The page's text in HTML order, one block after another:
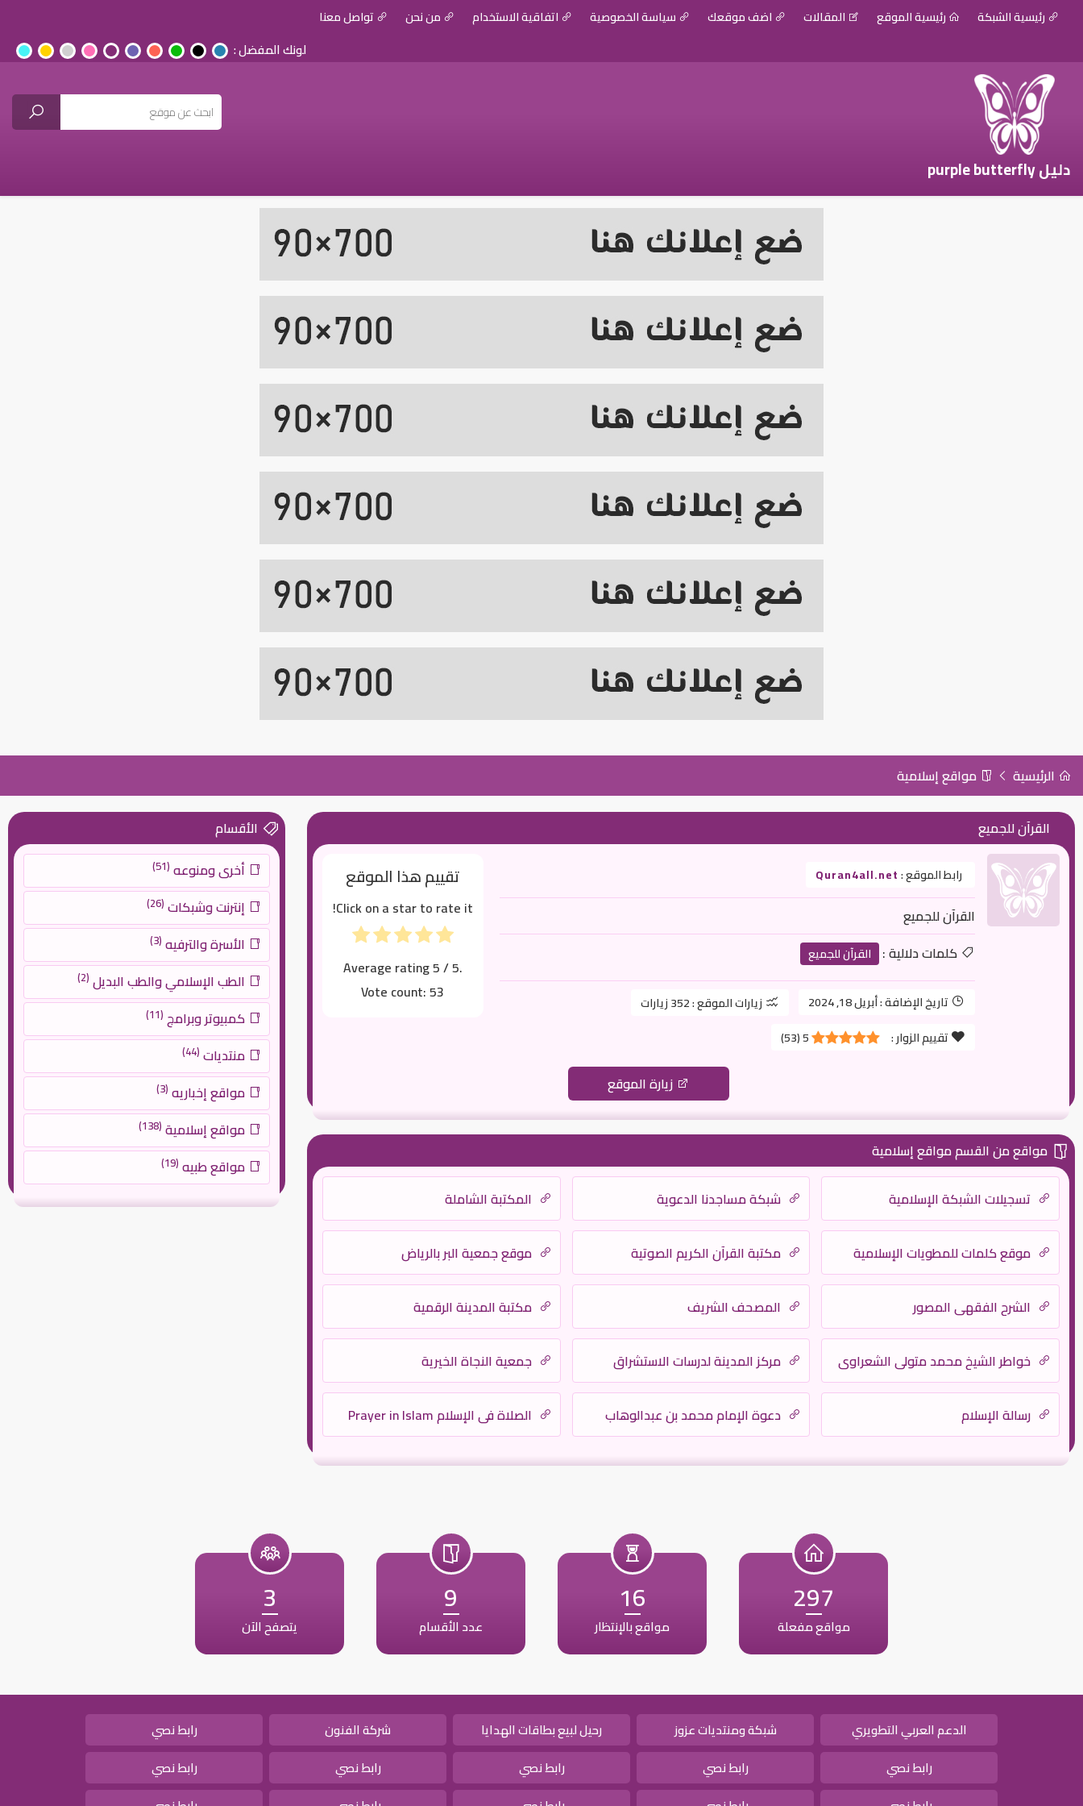
رئيسية الشبكة رئيسية الموقع المقالات اضف موقعك سياسة الخصوصية اتفاقية الاستخدام من نحن تواصل معنا
لونك المفضل :
دليل purple butterfly
الرئيسية مواقع إسلامية
القرآن للجميع
رابط الموقع :Quran4all.net
القرآن للجميع
كلمات دلالية :
القرآن للجميع
تاريخ الإضافة :أبريل 18, 2024 زيارات الموقع :352 زيارات
تقييم الزوار :
5
(
53
)
تقييم هذا الموقع
Click on a star to rate it!
Average rating5/ 5.
Vote count:53
زيارة الموقع
مواقع من القسم مواقع إسلامية
تسجيلات الشبكة الإسلامية
شبكة مساجدنا الدعوية المكتبة الشاملة
موقع كلمات للمطويات الإسلامية مكتبة القرآن الكريم الصوتية موقع جمعية البر بالرياض
الشرح الفقهي المصور المصحف الشريف مكتبة المدينة الرقمية
خواطر الشيخ محمد متولى الشعراوي مركز المدينة لدرسات الاستشراق جمعية النجاة الخيرية
رسالة الإسلام دعوة الإمام محمد بن عبدالوهاب الصلاة في الإسلام Prayer in Islam
الأقسام
أخرى ومنوعه (51)
إنترنت وشبكات (26)
الأسرة والترفيه (3)
الطب الإسلامي والطب البديل (2)
كمبيوتر وبرامج (11)
منتديات (44)
مواقع إخباريه (3)
مواقع إسلامية (138)
مواقع طبيه (19)
297
مواقع مفعلة
16
مواقع بالإنتظار
9
عدد الأقسام
3
يتصفح الآن
الدعم العربي التطويري شبكة ومنتديات عزوز رحيل لبيع بطاقات الهدايا شركة الفنون
رابط نصي
رابط نصي
رابط نصي رابط نصي رابط نصي
رابط نصي